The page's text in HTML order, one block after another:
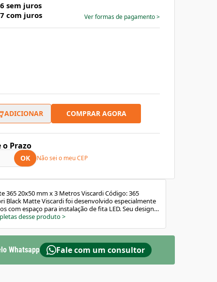
sem juros
com juros Ver formas de pagamento>
ADICIONAR COMPRAR AGORA
o Prazo
OK Não sei o meu CEP
365 20x50 mm x 3 Metros Viscardi Código: 365
Black Matte Viscardi foi desenvolvido especialmente
com espaço para instalação de fita LED. Seu design
limpo e contemporâneo, criando o efeito
para a manutenção diária. Benefícios do Produto
fita LED Proporciona efeito visual de parede
com acabamento preto fosco Alumínio com
alta durabilidade Instalação prática e manutenção
/ Aplicação Recomendado para uso interno e
desse produto>
Whatsapp Fale com um consultor